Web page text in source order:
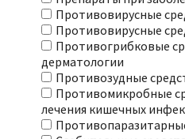
Противовирусные
Противовирусные
Противогрибковые
дерматологии
Противозудные
Противомикробные
лечения кишечных